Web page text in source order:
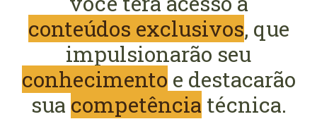
conteúdos exclusivos, que
impulsionarão seu
conhecimento e destacarão
sua competência técnica.